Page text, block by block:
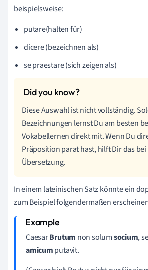
beispielsweise:
putare(halten für)
dicere (bezeichnen als)
se praestare (sich zeigen als)
Diese Auswahl ist nicht vollständig.
Bezeichnungen lernst Du am besten
Vokabellernen direkt mit. Wenn Du
Präposition parat hast, hilft Dir das bei
Übersetzung.
In einem lateinischen Satz könnte ein
zum Beispiel folgendermaßen
CaesarBrutum non solumsocium,
amicumputavit.